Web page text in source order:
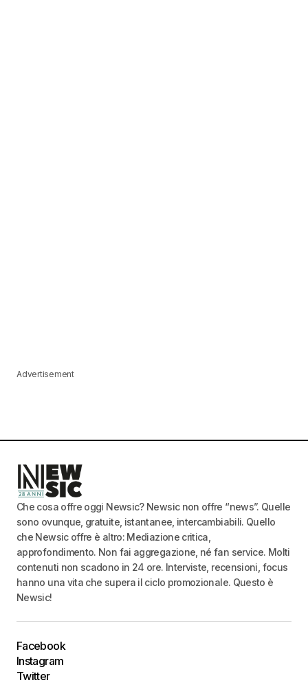
Advertisement
Che cosa offre oggi Newsic? Newsic non offre “news”. Quelle
sono ovunque, gratuite, istantanee, intercambiabili. Quello
che Newsic offre è altro: Mediazione critica,
approfondimento. Non fai aggregazione, né fan service. Molti
contenuti non scadono in 24 ore. Interviste, recensioni, focus
hanno una vita che supera il ciclo promozionale. Questo è
Newsic!
Facebook
Instagram
Twitter